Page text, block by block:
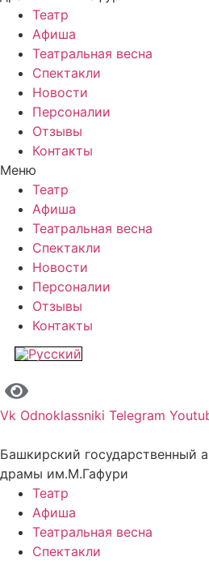
Театр
Афиша
Театральная весна
Спектакли
Новости
Персоналии
Отзывы
Контакты
Меню
Театр
Афиша
Театральная весна
Спектакли
Новости
Персоналии
Отзывы
Контакты
Vk Odnoklassniki Telegram
Башкирский государственный
драмы им.М.Гафури
Театр
Афиша
Театральная весна
Спектакли